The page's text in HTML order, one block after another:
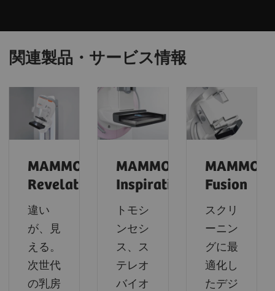
関連製品・サービス情報
MAMMOMAT
Revelation
違い
が、見
える。
次世代
の乳房
MAMMOMAT
Inspiration
トモシ
ンセシ
ス、ス
テレオ
バイオ
Fusion
スクリ
ーニン
グに最
適化し
たデジ